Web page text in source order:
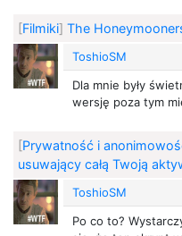
[Filmiki] The
ToshioSM
Dla mnie były
wersję poza tym
[Prywatność i
usuwający całą Twoją
ToshioSM
Po co to?